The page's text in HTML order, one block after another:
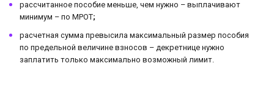
рассчитанное пособие меньше, чем нужно – выплачивают
минимум – по МРОТ;
расчетная сумма превысила максимальный размер пособия
по предельной величине взносов – декретнице нужно
заплатить только максимально возможный лимит.